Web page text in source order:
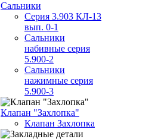
Сальники
Серия 3.903 КЛ-13
вып. 0-1
Сальники
набивные серия
5.900-2
Сальники
нажимные серия
5.900-3
Клапан "Захлопка"
Клапан Захлопка